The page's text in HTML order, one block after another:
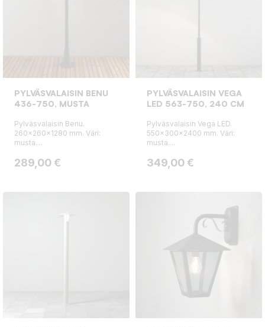
PYLVÄSVALAISIN BENU
436-750, MUSTA
Pylväsvalaisin Benu.
260x260x1280 mm. Väri:
musta....
Hinta
289,00 €
PYLVÄSVALAISIN VEGA
LED 563-750, 240 CM
Pylväsvalaisin Vega LED.
550x300x2400 mm. Väri:
musta....
Hinta
349,00 €